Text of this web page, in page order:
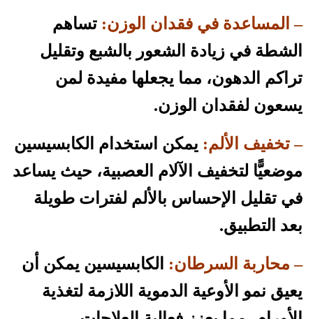
– المساعدة في فقدان الوزن: تساهم
الشطة في زيادة الشعور بالشبع وتقليل
تراكم الدهون، مما يجعلها مفيدة لمن
يسعون لفقدان الوزن.
– تخفيف الألم: يمكن استخدام الكابسيسين
موضعيًّا لتخفيف الآلام العصبية، حيث يساعد
في تقليل الإحساس بالألم لفترات طويلة
بعد التطبيق.
– محاربة السرطان: الكابسيسين يمكن أن
يعيق نمو الأوعية الدموية اللازمة لتغذية